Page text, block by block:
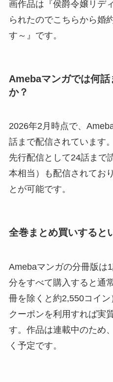
画作品は『侯爵令嬢リデ
られたのでこちらから婚
す～』です。
Amebaマンガでは何
か？
2026年2月時点で、
話まで配信されています
先行配信として24話まで
本相当）も配信されてお
とが可能です。
全巻まとめ買いすると
Amebaマンガの分冊版は
分をすべて購入すると通
冊を除くと約2,550コイ
クーポンを利用すれば実
す。作品は連載中のため
く予定です。